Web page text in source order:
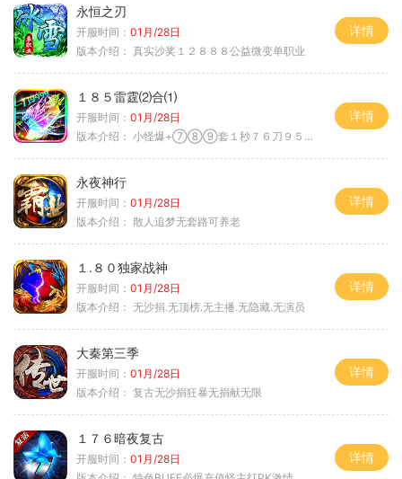
永恒之刃
开服时间： 01月/28日
版本介绍： 真实沙奖１２８８８公益微变单职业
详情
１８５雷霆⑵合⑴
开服时间： 01月/28日
版本介绍： 小怪爆+⑦⑧⑨套１秒７６刀９５范围捡
详情
永夜神行
开服时间： 01月/28日
版本介绍： 散人追梦无套路可养老
详情
１.８０独家战神
开服时间： 01月/28日
版本介绍： 无沙捐.无顶榜.无主播.无隐藏.无演员
详情
大秦第三季
开服时间： 01月/28日
版本介绍： 复古无沙捐狂暴无捐献无限
详情
１７６暗夜复古
开服时间： 01月/28日
详情